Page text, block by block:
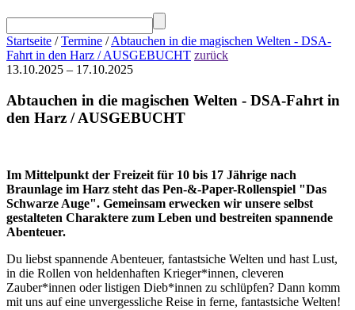
Startseite /Termine /Abtauchen in die magischen Welten - DSA-
Fahrt in den Harz / AUSGEBUCHT zurück
13.10.2025 – 17.10.2025
Abtauchen in die magischen Welten - DSA-Fahrt in
den Harz / AUSGEBUCHT
Im Mittelpunkt der Freizeit für 10 bis 17 Jährige nach
Braunlage im Harz steht das Pen-&-Paper-Rollenspiel "Das
Schwarze Auge". Gemeinsam erwecken wir unsere selbst
gestalteten Charaktere zum Leben und bestreiten spannende
Abenteuer.
Du liebst spannende Abenteuer, fantastsiche Welten und hast Lust,
in die Rollen von heldenhaften Krieger*innen, cleveren
Zauber*innen oder listigen Dieb*innen zu schlüpfen? Dann komm
mit uns auf eine unvergessliche Reise in ferne, fantastsiche Welten!